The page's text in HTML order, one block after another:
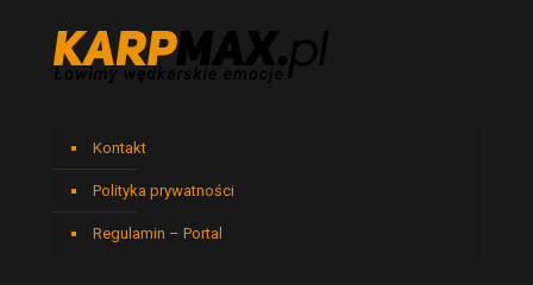
Kontakt
Polityka prywatności
Regulamin – Portal